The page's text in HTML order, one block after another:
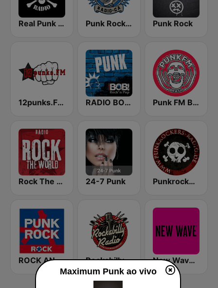
Real Punk Radio Punk Rock Radio Punk Rock
12punks.FM - Punk Rock Radio RADIO BOB! Punk Punk FM Brasil
Rock The World - Punk Rock 24-7 Punk Punkrockers Radio
ROCK ANTENNE Punkrock Rockabilly Radio New Wave and Post Punk
Maximum Punk ao vivo